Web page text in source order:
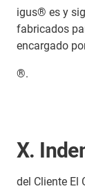
igus® es y
fabricados
encargado
®.
X.
del Cliente El